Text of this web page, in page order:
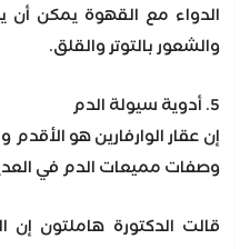
الدواء مع القهوة يمكن أن
والشعور بالتوتر والقلق.
5. أدوية سيولة الدم
إن عقار الوارفارين هو الأقدم
وصفات مميعات الدم في
قالت الدكتورة هاملتون إن